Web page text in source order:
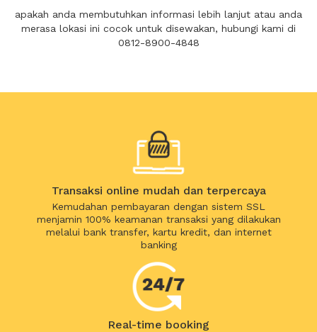
apakah anda membutuhkan informasi lebih lanjut atau anda
merasa lokasi ini cocok untuk disewakan, hubungi kami di
0812-8900-4848
Transaksi online mudah dan terpercaya
Kemudahan pembayaran dengan sistem SSL
menjamin 100% keamanan transaksi yang dilakukan
melalui bank transfer, kartu kredit, dan internet
banking
Real-time booking